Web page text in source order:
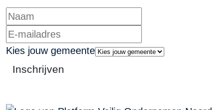
Kies jouw gemeente
Inschrijven